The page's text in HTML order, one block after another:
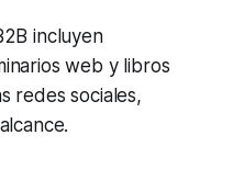
incluyen
web y libros
redes sociales,